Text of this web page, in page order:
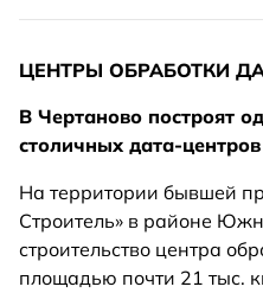
ЦЕНТРЫ ОБРАБОТКИ
В Чертаново построят
столичных дата-центров
На территории бывшей
Строитель» в районе
строительство центра
площадью почти 21 тыс.